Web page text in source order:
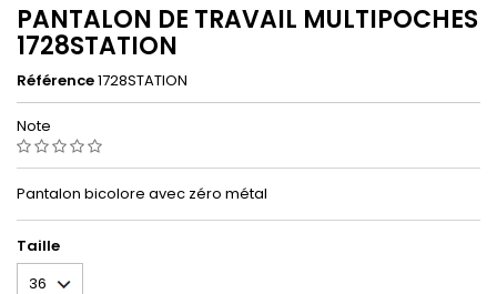
PANTALON DE TRAVAIL MULTIPOCHES
1728STATION
Référence1728STATION
Note
Pantalon bicolore avec zéro métal
Taille